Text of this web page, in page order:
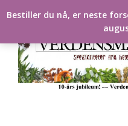
toBestiller du nå, er neste